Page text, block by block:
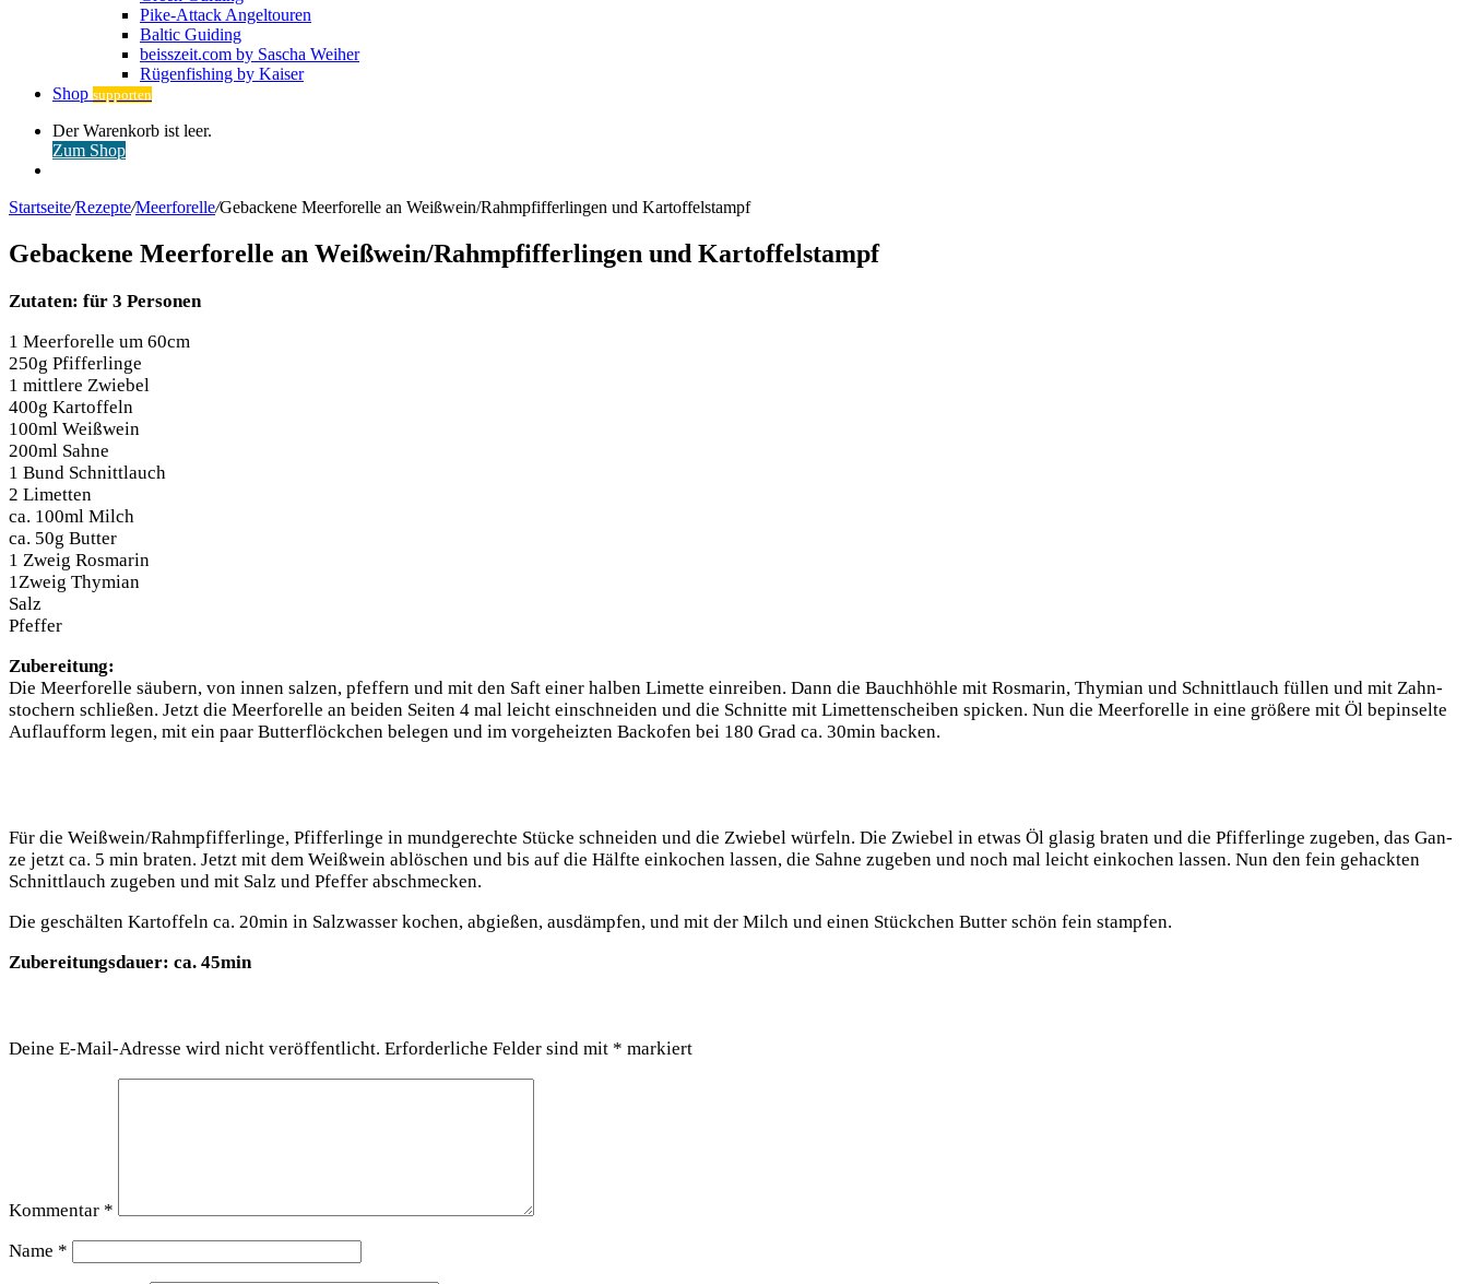
Pike-Attack Angeltouren
Baltic Guiding
beisszeit.com by Sascha Weiher
Rügenfishing by Kaiser
Shop supporten
Warenkorb
ansehen
Der Warenkorb ist leer.
Zum Shop
Startseite/Rezepte/Meerforelle/Gebackene Meerforelle an Weißwein/Rahmpfifferlingen und Kartoffelstampf
Gebackene Meerforelle an Weißwein/Rahmpfifferlingen und Kartoffelstampf
Zuta­ten: für 3 Personen
1 Meer­fo­rel­le um 60cm
250g Pfifferlinge
1 mitt­le­re Zwiebel
400g Kartoffeln
100ml Weißwein
200ml Sahne
1 Bund Schnittlauch
2 Limetten
ca. 100ml Milch
ca. 50g Butter
1 Zweig Rosmarin
1Zweig Thymian
Salz
Pfeffer
Zube­rei­tung:
Die Meer­fo­rel­le säu­bern, von innen sal­zen, pfef­fern und mit den Saft einer hal­ben Limet­te ein­rei­ben. Dann die Bauch­höh­le mit Ros­ma­rin, Thy­mi­an und Schnitt­lauch fül­len und mit Zahn­
sto­chern schlie­ßen. Jetzt die Meer­fo­rel­le an bei­den Sei­ten 4 mal leicht ein­schnei­den und die Schnit­te mit Limet­ten­schei­ben spi­cken. Nun die Meer­fo­rel­le in eine grö­ße­re mit Öl bepin­sel­te
Auf­lauf­form legen, mit ein paar But­ter­flöck­chen bele­gen und im vor­ge­heiz­ten Back­ofen bei 180 Grad ca. 30min backen.
Für die Weißwein/Rahmpfifferlinge, Pfif­fer­lin­ge in mund­ge­rech­te Stü­cke schnei­den und die Zwie­bel wür­feln. Die Zwie­bel in etwas Öl gla­sig bra­ten und die Pfif­fer­lin­ge zuge­ben, das Gan­
ze jetzt ca. 5 min bra­ten. Jetzt mit dem Weiß­wein ablö­schen und bis auf die Hälf­te ein­ko­chen las­sen, die Sah­ne zuge­ben und noch mal leicht ein­ko­chen las­sen. Nun den fein gehack­ten
Schnitt­lauch zuge­ben und mit Salz und Pfef­fer abschmecken.
Die geschäl­ten Kar­tof­feln ca. 20min in Salz­was­ser kochen, abgie­ßen, aus­dämp­fen, und mit der Milch und einen Stück­chen But­ter schön fein stampfen.
Zube­rei­tungs­dau­er: ca. 45min
Deine E-Mail-Adresse wird nicht veröffentlicht. Erforderliche Felder sind mit * markiert
Kommentar *
Name *